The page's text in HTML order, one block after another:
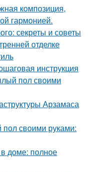
композиция,
гармонией.
секреты и советы
отделке
инструкция
пол своими
Арзамаса
пол своими руками:
доме: полное